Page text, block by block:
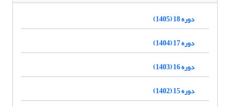
دوره 18 (1405)
دوره 17 (1404)
دوره 16 (1403)
دوره 15 (1402)